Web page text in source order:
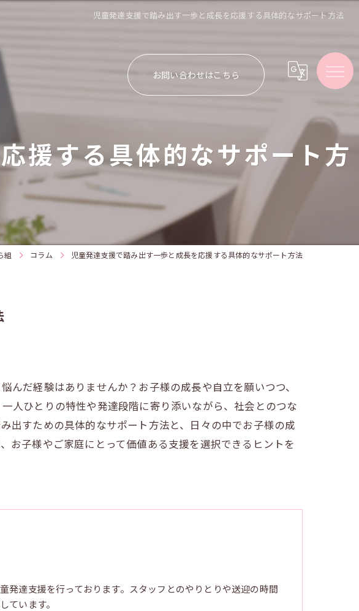
児童発達支援で踏み出す一歩と成長を応援する具体的なサポート方法
お問い合わせはこちら
援する具体的なサポート方
組 コラム 児童発達支援で踏み出す一歩と成長を応援する具体的なサポート方法
だ経験はありませんか？お子様の成長や自立を願いつつ、
人ひとりの特性や発達段階に寄り添いながら、社会とのつな
出すための具体的なサポート方法と、日々の中でお子様の成
お子様やご家庭にとって価値ある支援を選択できるヒントを
発達支援を行っております。スタッフとのやりとりや送迎の時間
ています。